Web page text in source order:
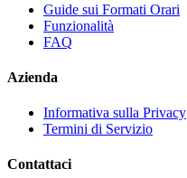
Guide sui Formati Orari
Funzionalità
FAQ
Azienda
Informativa sulla Privacy
Termini di Servizio
Contattaci